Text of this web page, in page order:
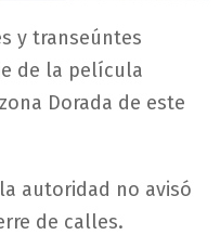
y transeúntes
de la película
Dorada de este
autoridad no avisó
de calles.